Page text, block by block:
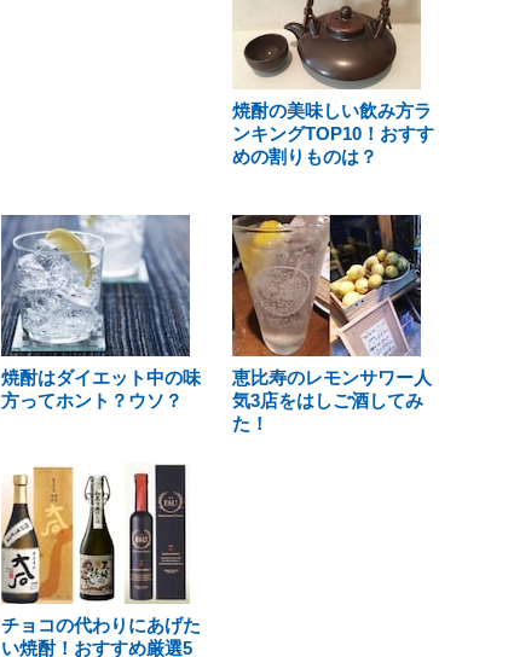
焼酎の美味しい飲み方ラ
ンキングTOP10！おすす
めの割りものは？
焼酎はダイエット中の味
方ってホント？ウソ？
恵比寿のレモンサワー人
気3店をはしご酒してみ
た！
チョコの代わりにあげた
い焼酎！おすすめ厳選5